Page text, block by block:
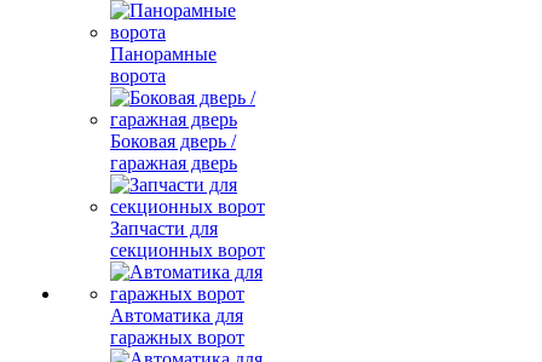
Панорамные
ворота
Боковая дверь /
гаражная дверь
Запчасти для
секционных ворот
Автоматика для
гаражных ворот